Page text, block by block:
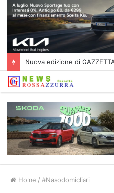
Nuova edizione di
Home / #Nasodomicliari